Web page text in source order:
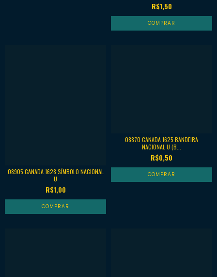
R$1,50
08905 CANADA 1628 SÍMBOLO NACIONAL
U
R$1,00
08870 CANADA 1625 BANDEIRA
NACIONAL U (B...
R$0,50